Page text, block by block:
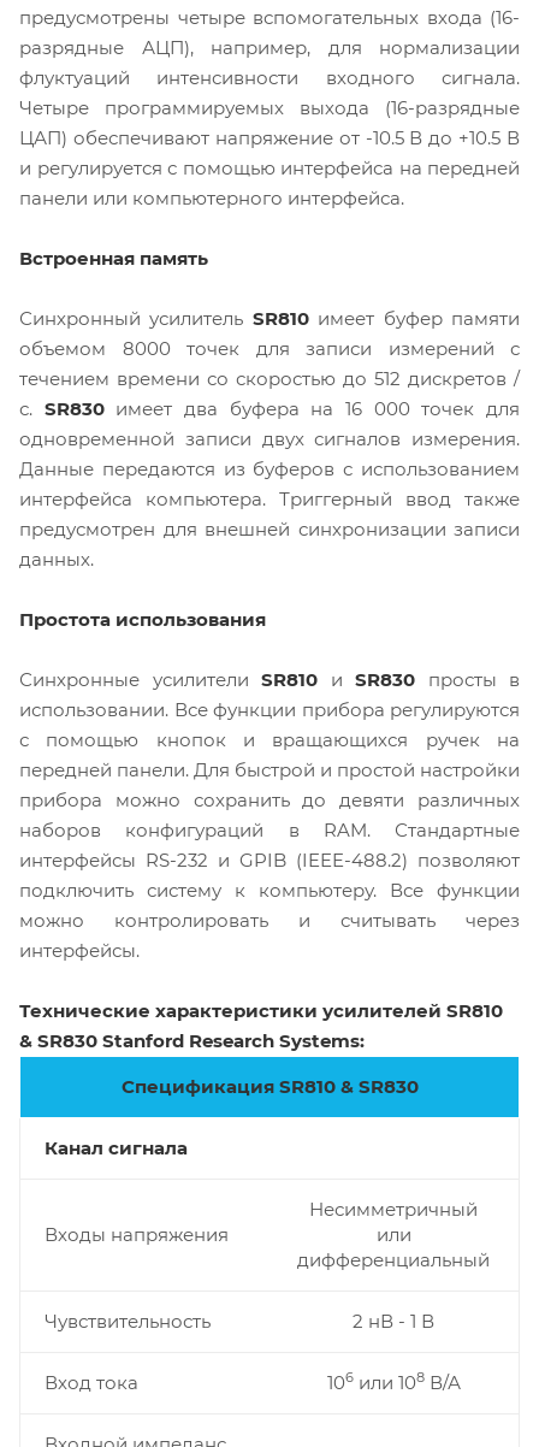
предусмотрены четыре вспомогательных входа (16-
разрядные АЦП), например, для нормализации
флуктуаций интенсивности входного сигнала.
Четыре программируемых выхода (16-разрядные
ЦАП) обеспечивают напряжение от -10.5 В до +10.5 В
и регулируется с помощью интерфейса на передней
панели или компьютерного интерфейса.
Встроенная память
Синхронный усилитель SR810имеет буфер памяти
объемом 8000 точек для записи измерений с
течением времени со скоростью до 512 дискретов /
с. SR830имеет два буфера на 16 000 точек для
одновременной записи двух сигналов измерения.
Данные передаются из буферов с использованием
интерфейса компьютера. Триггерный ввод также
предусмотрен для внешней синхронизации записи
данных.
Простота использования
Синхронные усилители SR810 и SR830 просты в
использовании. Все функции прибора регулируются
с помощью кнопок и вращающихся ручек на
передней панели. Для быстрой и простой настройки
прибора можно сохранить до девяти различных
наборов конфигураций в RAM. Стандартные
интерфейсы RS-232 и GPIB (IEEE-488.2) позволяют
подключить систему к компьютеру. Все функции
можно контролировать и считывать через
интерфейсы.
Технические характеристики усилителей SR810
& SR830 Stanford Research Systems:
Спецификация SR810 & SR830
Канал сигнала
Входы напряжения
Несимметричный
или
дифференциальный
Чувствительность 2 нВ - 1 В
Вход тока 106или 108В/А